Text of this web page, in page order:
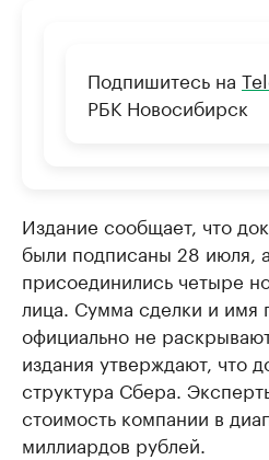
Подпишитесь на
РБК Новосибирск
Издание сообщает, что
были подписаны 28 июля,
присоединились четыре
лица. Сумма сделки и имя
официально не
издания утверждают, что
структура Сбера.
стоимость компании в
миллиардов рублей.